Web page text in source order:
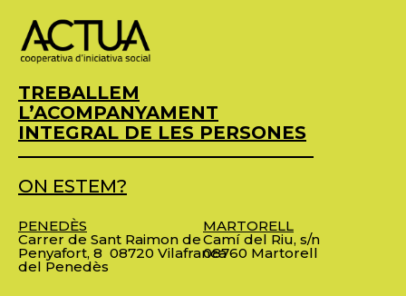
TREBALLEM
L’ACOMPANYAMENT
INTEGRAL DE LES PERSONES
ON ESTEM?
PENEDÈS
Carrer de Sant Raimon de
Penyafort, 8 08720 Vilafranca
del Penedès
MARTORELL
Camí del Riu, s/n
08760 Martorell